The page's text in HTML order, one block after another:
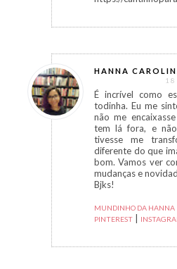
HANNA
É incrível como
todinha. Eu me
não me
tem lá fora, e
tivesse me
diferente do que
bom. Vamos ver
mudanças e
Bjks!
MUNDINHO DA HANNA
PINTEREST